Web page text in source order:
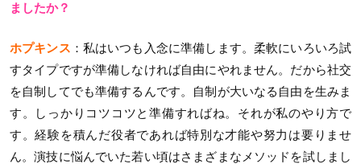
ましたか？
ホプキンス ：私はいつも入念に準備します。柔軟にいろいろ試
すタイプですが準備しなければ自由にやれません。だから社交
を自制してでも準備するんです。自制が大いなる自由を生みま
す。しっかりコツコツと準備すればね。それが私のやり方で
す。経験を積んだ役者であれば特別な才能や努力は要りませ
ん。演技に悩んでいた若い頃はさまざまなメソッドを試しまし